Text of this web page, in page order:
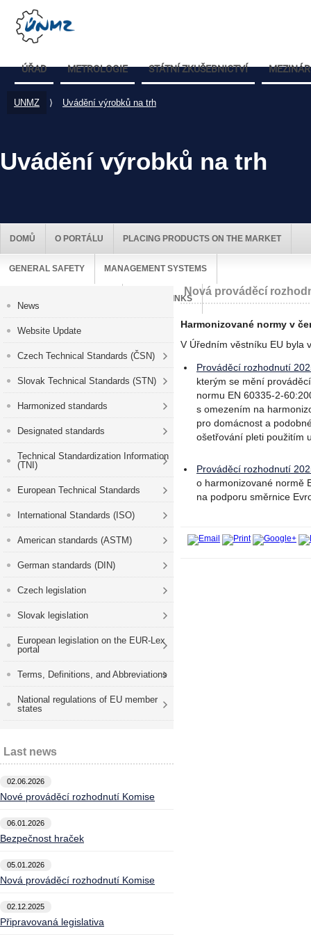
ÚŘAD METROLOGIE STÁTNÍ ZKUŠEBNICTVÍ
UNMZ ⟩ Uvádění výrobků na trh
Uvádění výrobků na trh
DOMŮ O PORTÁLU PLACING PRODUCTS ON THE MARKET
GENERAL SAFETY MANAGEMENT SYSTEMS
USEFUL LINKS
News
Website Update
Czech Technical Standards (ČSN)
Slovak Technical Standards (STN)
Harmonized standards
Designated standards
Technical Standardization Information
(TNI)
European Technical Standards
International Standards (ISO)
American standards (ASTM)
German standards (DIN)
Czech legislation
Slovak legislation
European legislation on the EUR-Lex
portal
Terms, Definitions, and Abbreviations
National regulations of EU member
states
Last news
02.06.2026
Nové prováděcí rozhodnutí Komise
06.01.2026
Bezpečnost hraček
05.01.2026
Nová prováděcí rozhodnutí Komise
02.12.2025
Připravovaná legislativa
Nová prováděcí
Harmonizované normy v
V Úředním věstníku EU byla
Prováděcí rozhodnutí
kterým se mění
normu EN 60335-2-
s omezením na
pro domácnost a
ošetřování pleti použitím
Prováděcí rozhodnutí
o harmonizované normě
na podporu směrnice